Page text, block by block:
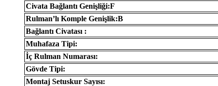
Civata Bağlantı Genişliği:F
Rulman’lı Komple Genişlik:B
Bağlantı Civatası :
Muhafaza Tipi:
İç Rulman Numarası:
Gövde Tipi:
Montaj Setuskur Sayısı: